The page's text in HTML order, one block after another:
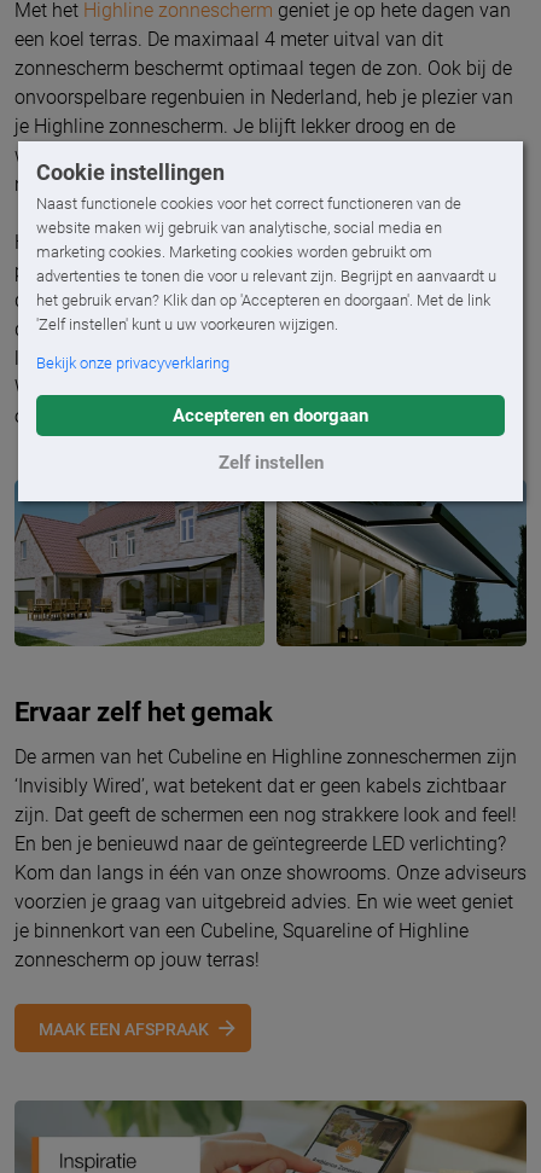
Cookie instellingen
Naast functionele cookies voor het correct functioneren van de
website maken wij gebruik van analytische, social media en
marketing cookies. Marketing cookies worden gebruikt om
advertenties te tonen die voor u relevant zijn. Begrijpt en aanvaardt u
het gebruik ervan? Klik dan op 'Accepteren en doorgaan'. Met de link
'Zelf instellen' kunt u uw voorkeuren wijzigen.
Bekijk onze privacyverklaring
Accepteren en doorgaan
Zelf instellen
Met het Highline zonnescherm geniet je op hete dagen van
een koel terras. De maximaal 4 meter uitval van dit
zonnescherm beschermt optimaal tegen de zon. Ook bij de
onvoorspelbare regenbuien in Nederland, heb je plezier van
je Highline zonnescherm. Je blijft lekker droog en de
waterafvoer in de voorlijst zorgt ervoor dat het regenwater
niet kan ophopen.
Het Highline zonnescherm is geschikt voor gevel- en
plafondmontage. Dit op maat gemaakte zonnescherm is
dus ook toe te passen op een balkon. Maak het helemaal af
door een elektrische volant toe te voegen. Bij een
laagstaande zon heb je dan geen last van zon in je ogen.
Wanneer de zon weg is rol je de volant zo weer in met 1 klik
op de knop.
Ervaar zelf het gemak
De armen van het Cubeline en Highline zonneschermen zijn
‘Invisibly Wired’, wat betekent dat er geen kabels zichtbaar
zijn. Dat geeft de schermen een nog strakkere look and feel!
En ben je benieuwd naar de geïntegreerde LED verlichting?
Kom dan langs in één van onze showrooms. Onze adviseurs
voorzien je graag van uitgebreid advies. En wie weet geniet
je binnenkort van een Cubeline, Squareline of Highline
zonnescherm op jouw terras!
MAAK EEN AFSPRAAK